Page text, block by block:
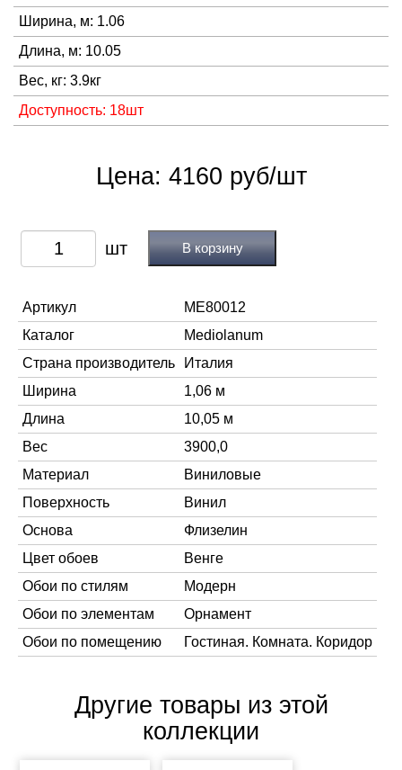
Ширина, м: 1.06
Длина, м: 10.05
Вес, кг: 3.9кг
Доступность: 18шт
Цена: 4160 руб/шт
В корзину
Артикул
ME80012
Каталог
Mediolanum
Страна производитель
Италия
Ширина
1,06 м
Длина
10,05 м
Вес
3900,0
Материал
Виниловые
Поверхность
Винил
Основа
Флизелин
Цвет обоев
Венге
Обои по стилям
Модерн
Обои по элементам
Орнамент
Обои по помещению
Гостиная. Комната. Коридор
Другие товары из этой
коллекции